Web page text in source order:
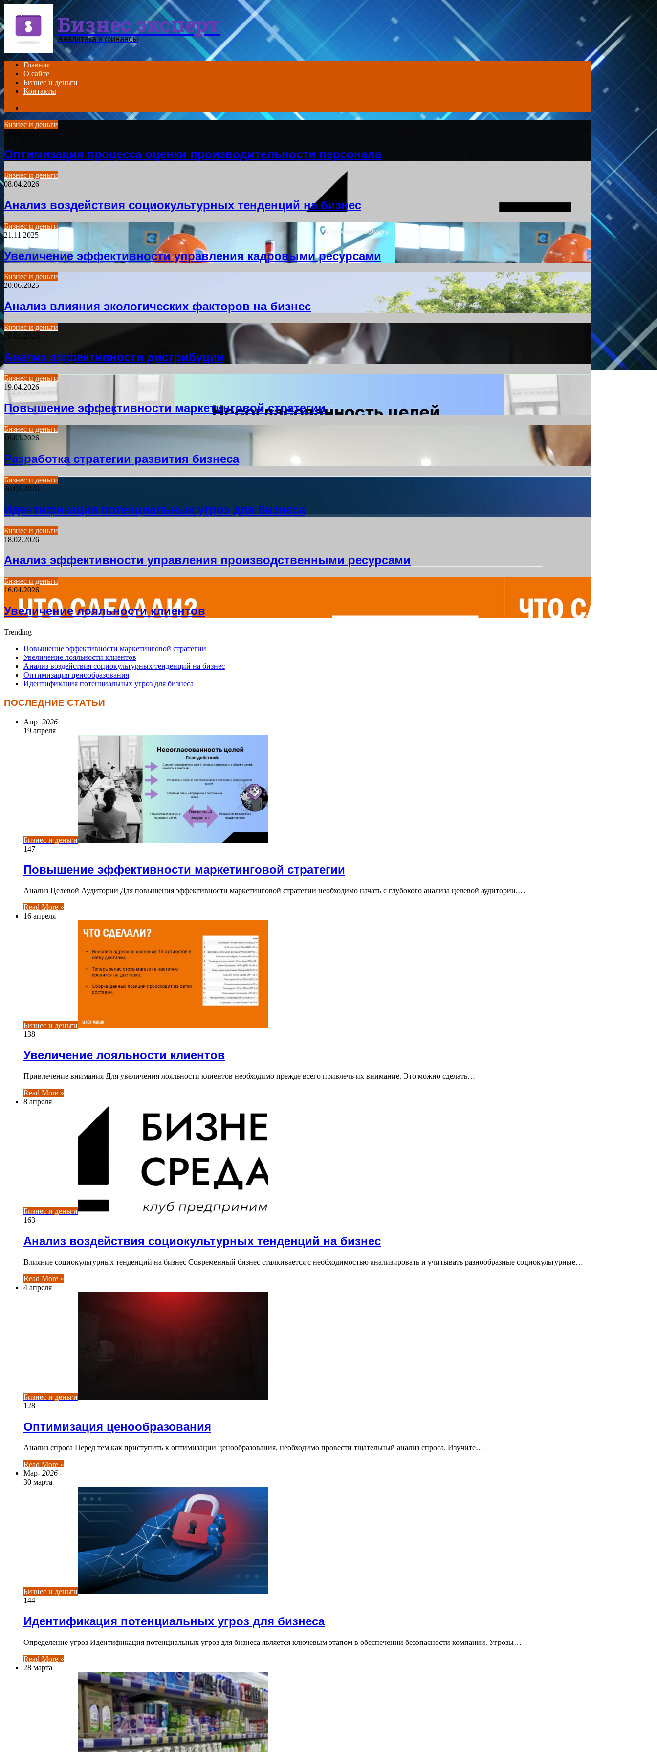
Бизнес эксперт
Аналитика и финансы
Главная
О сайте
Бизнес и деньги
Контакты
for
Бизнес и деньги
Оптимизация процесса оценки производительности персонала
Бизнес и деньги
08.04.2026
Анализ воздействия социокультурных тенденций на бизнес
Бизнес и деньги
21.11.2025
Увеличение эффективности управления кадровыми ресурсами
Бизнес и деньги
20.06.2025
Анализ влияния экологических факторов на бизнес
Бизнес и деньги
Анализ эффективности дистрибуции
Бизнес и деньги
19.04.2026
Повышение эффективности маркетинговой стратегии
Бизнес и деньги
16.03.2026
Разработка стратегии развития бизнеса
Бизнес и деньги
30.03.2026
Идентификация потенциальных угроз для бизнеса
Бизнес и деньги
18.02.2026
Анализ эффективности управления производственными ресурсами
Бизнес и деньги
16.04.2026
Увеличение лояльности клиентов
Trending
Повышение эффективности маркетинговой стратегии
Увеличение лояльности клиентов
Анализ воздействия социокультурных тенденций на бизнес
Оптимизация ценообразования
Идентификация потенциальных угроз для бизнеса
ПОСЛЕДНИЕ СТАТЬИ
Апр- 2026 -
19 апреля
Бизнес и деньги
147
Повышение эффективности маркетинговой стратегии
Анализ Целевой Аудитории Для повышения эффективности маркетинговой стратегии необходимо начать с глубокого анализа целевой аудитории.…
Read More »
16 апреля
Бизнес и деньги
138
Увеличение лояльности клиентов
Привлечение внимания Для увеличения лояльности клиентов необходимо прежде всего привлечь их внимание. Это можно сделать…
Read More »
8 апреля
Бизнес и деньги
163
Анализ воздействия социокультурных тенденций на бизнес
Влияние социокультурных тенденций на бизнес Современный бизнес сталкивается с необходимостью анализировать и учитывать разнообразные социокультурные…
Read More »
4 апреля
Бизнес и деньги
128
Оптимизация ценообразования
Анализ спроса Перед тем как приступить к оптимизации ценообразования, необходимо провести тщательный анализ спроса. Изучите…
Read More »
Мар- 2026 -
30 марта
Бизнес и деньги
144
Идентификация потенциальных угроз для бизнеса
Определение угроз Идентификация потенциальных угроз для бизнеса является ключевым этапом в обеспечении безопасности компании. Угрозы…
Read More »
28 марта